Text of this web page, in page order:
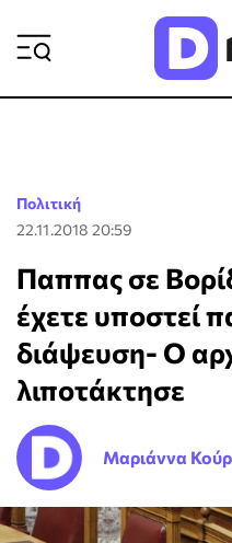
Πολιτική
22.11.2018 20:59
Παππας σε
έχετε υποστεί
διάψευση- Ο
λιποτάκτησε
Μαριάννα